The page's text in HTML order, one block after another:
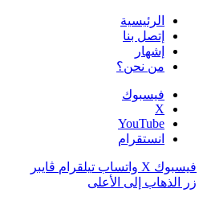
الرئيسية
إتصل بنا
إشهار
من نحن؟
فيسبوك
‫X
‫YouTube
انستقرام
فيسبوك ‫X واتساب تيلقرام ڤايبر
زر الذهاب إلى الأعلى